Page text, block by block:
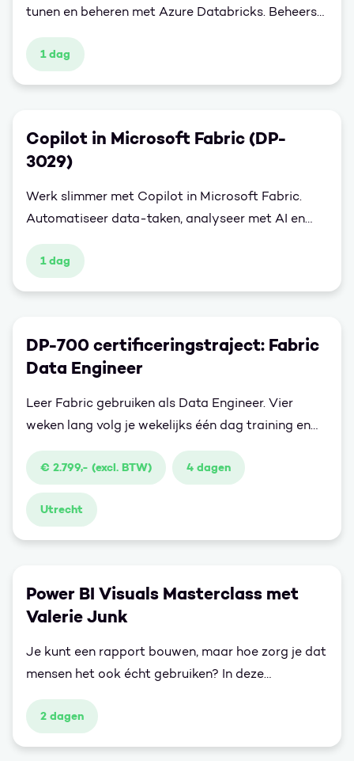
tunen en beheren met Azure Databricks. Beheers
RAG, LLMOps en Responsible AI in de praktijk.
1 dag
Copilot in Microsoft Fabric (DP-
3029)
Werk slimmer met Copilot in Microsoft Fabric.
Automatiseer data-taken, analyseer met AI en
versnel inzichten in Power BI en Fabric-workflows.
1 dag
DP-700 certificeringstraject: Fabric
Data Engineer
Leer Fabric gebruiken als Data Engineer. Vier
weken lang volg je wekelijks één dag training en
studeer je daarnaast zelfstandig voor het examen.
€ 2.799,- (excl. BTW) 4 dagen
Utrecht
Power BI Visuals Masterclass met
Valerie Junk
Je kunt een rapport bouwen, maar hoe zorg je dat
mensen het ook écht gebruiken? In deze
masterclass leer je hoe je van data verhalen
maakt die overtuigen, aanzetten tot actie en
2 dagen